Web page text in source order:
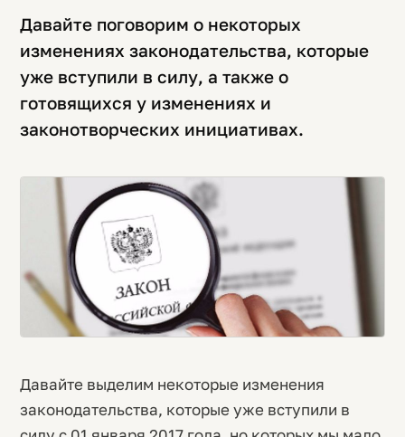
Давайте поговорим о некоторых
изменениях законодательства, которые
уже вступили в силу, а также о
готовящихся у изменениях и
законотворческих инициативах.
Давайте выделим некоторые изменения
законодательства, которые уже вступили в